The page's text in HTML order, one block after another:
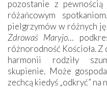
pozostanie z
różańcowym
pielgrzymów w różnych
Zdrowaś Maryjo…
różnorodność Kościoła.
harmonii rodziły
skupienie. Może
zechcą kiedyś „odkryć” na